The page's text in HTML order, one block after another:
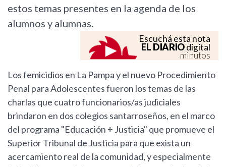
estos temas presentes en la agenda de los
alumnos y alumnas.
Escuchá esta nota
EL DIARIOdigital
minutos
Los femicidios en La Pampa y el nuevo Procedimiento
Penal para Adolescentes fueron los temas de las
charlas que cuatro funcionarios/as judiciales
brindaron en dos colegios santarroseños, en el marco
del programa "Educación + Justicia" que promueve el
Superior Tribunal de Justicia para que exista un
acercamiento real de la comunidad, y especialmente